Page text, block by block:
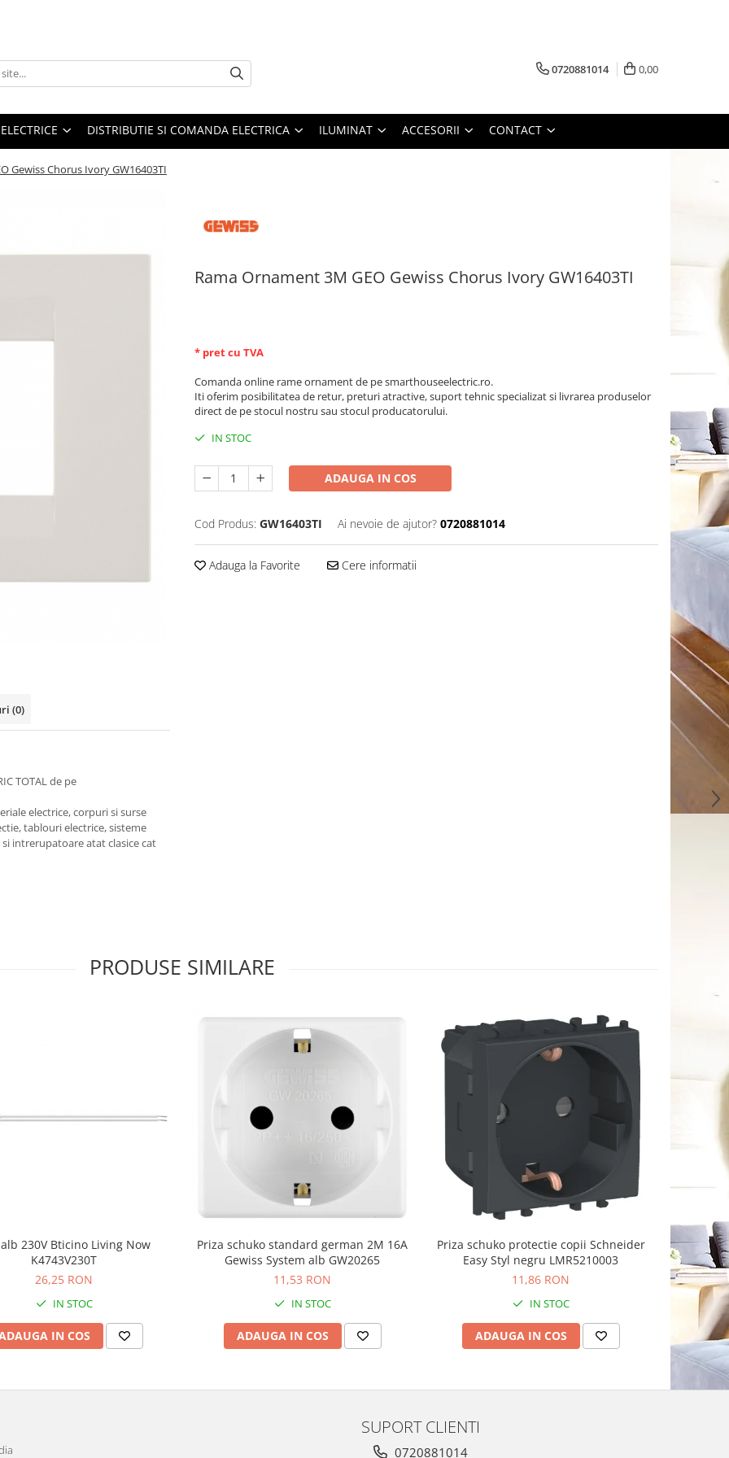
0720881014 0,00
DISTRIBUTIE SI COMANDA ELECTRICA ILUMINAT ACCESORII CONTACT
Gewiss Chorus Ivory GW16403TI
Rama Ornament 3M GEO Gewiss Chorus Ivory GW16403TI
* pret cu TVA
Comanda online rame ornament de pe smarthouseelectric.ro.
Iti oferim posibilitatea de retur, preturi atractive, suport tehnic specializat si livrarea produselor
direct de pe stocul nostru sau stocul producatorului.
IN STOC
ADAUGA IN COS
Cod Produs: GW16403TI Ai nevoie de ajutor? 0720881014
Adauga la Favorite Cere informatii
(0)
TOTAL de pe
electrice, corpuri si surse
tablouri electrice, sisteme
intrerupatoare atat clasice cat
PRODUSE SIMILARE
alb 230V Bticino Living Now
K4743V230T
26,25 RON
IN STOC
IN COS
Priza schuko standard german 2M 16A
Gewiss System alb GW20265
11,53 RON
IN STOC
ADAUGA IN COS
Priza schuko protectie copii Schneider
Easy Styl negru LMR5210003
11,86 RON
IN STOC
ADAUGA IN COS
Priza
SUPORT CLIENTI
0720881014